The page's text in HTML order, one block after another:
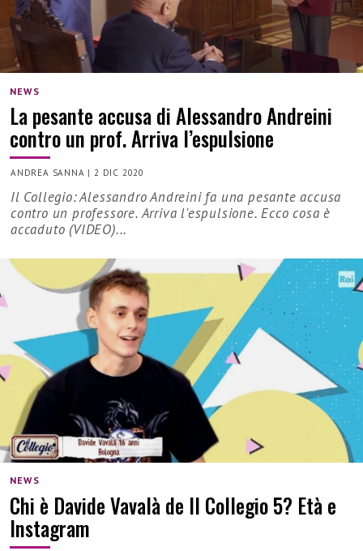
NEWS
La pesante accusa di Alessandro Andreini
contro un prof. Arriva l’espulsione
ANDREA SANNA |2 DIC 2020
Il Collegio: Alessandro Andreini fa una pesante accusa
contro un professore. Arriva l'espulsione. Ecco cosa è
accaduto (VIDEO)...
NEWS
Chi è Davide Vavalà de Il Collegio 5? Età e
Instagram